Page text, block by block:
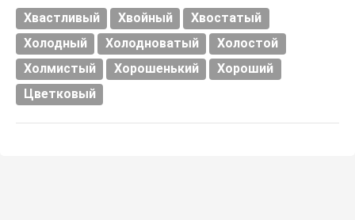
Хвастливый Хвойный
Хвостатый
Холодный
Холодноватый
Холостой
Холмистый
Хорошенький
Хороший
Цветковый